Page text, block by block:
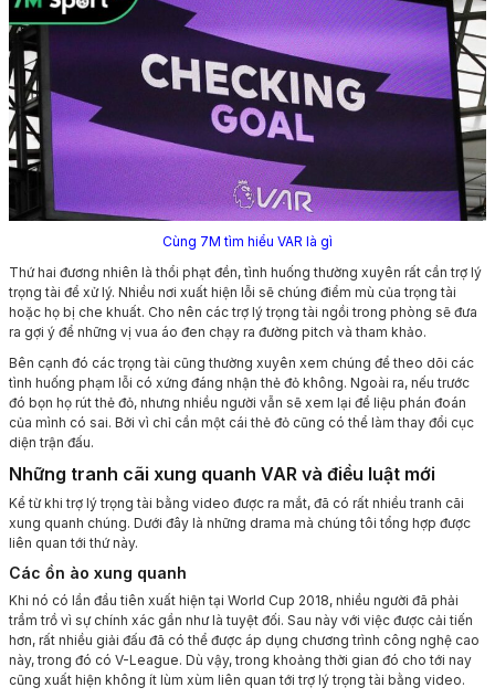
Cùng 7M tìm hiểu VAR là gì
Thứ hai đương nhiên là thổi phạt đền, tình huống thường xuyên rất cần trợ lý
trọng tài để xử lý. Nhiều nơi xuất hiện lỗi sẽ chúng điểm mù của trọng tài
hoặc họ bị che khuất. Cho nên các trợ lý trọng tài ngồi trong phòng sẽ đưa
ra gợi ý để những vị vua áo đen chạy ra đường pitch và tham khảo.
Bên cạnh đó các trọng tài cũng thường xuyên xem chúng để theo dõi các
tình huống phạm lỗi có xứng đáng nhận thẻ đỏ không. Ngoài ra, nếu trước
đó bọn họ rút thẻ đỏ, nhưng nhiều người vẫn sẽ xem lại để liệu phán đoán
của mình có sai. Bởi vì chỉ cần một cái thẻ đỏ cũng có thể làm thay đổi cục
diện trận đấu.
Những tranh cãi xung quanh VAR và điều luật mới
Kể từ khi trợ lý trọng tài bằng video được ra mắt, đã có rất nhiều tranh cãi
xung quanh chúng. Dưới đây là những drama mà chúng tôi tổng hợp được
liên quan tới thứ này.
Các ồn ào xung quanh
Khi nó có lần đầu tiên xuất hiện tại World Cup 2018, nhiều người đã phải
trầm trồ vì sự chính xác gần như là tuyệt đối. Sau này với việc được cải tiến
hơn, rất nhiều giải đấu đã có thể được áp dụng chương trình công nghệ cao
này, trong đó có V-League. Dù vậy, trong khoảng thời gian đó cho tới nay
cũng xuất hiện không ít lùm xùm liên quan tới trợ lý trọng tài bằng video.